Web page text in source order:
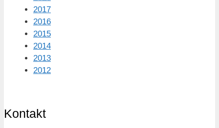
2017
2016
2015
2014
2013
2012
Kontakt